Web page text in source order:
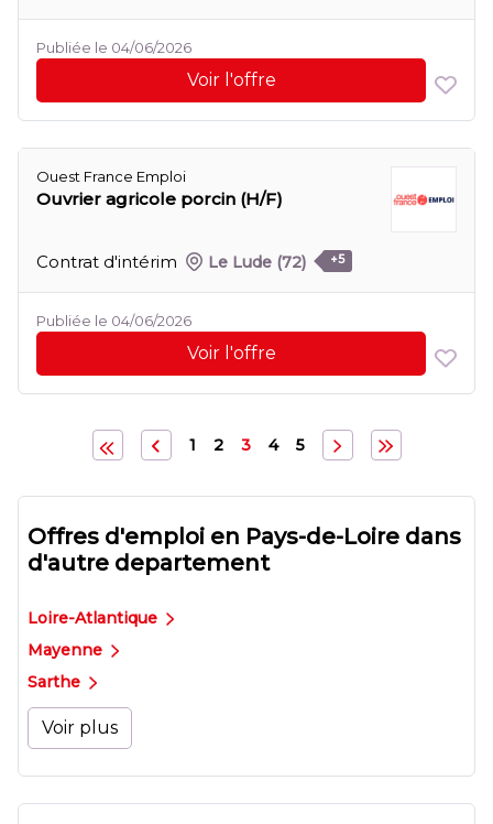
Publiée le 04/06/2026
Voir l'offre
Ouest France Emploi
Ouvrier agricole porcin (H/F)
Contrat d'intérim Le Lude (72) +5
Publiée le 04/06/2026
Voir l'offre
1 2 3 4 5
Offres d'emploi en Pays-de-Loire dans
d'autre departement
Loire-Atlantique
Mayenne
Sarthe
Voir plus